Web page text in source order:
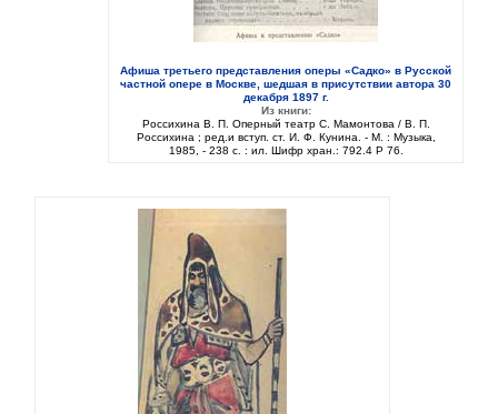
Афиша третьего представления оперы «Садко» в Русской
частной опере в Москве, шедшая в присутствии автора 30
декабря 1897 г.
Из книги:
Россихина В. П. Оперный театр С. Мамонтова / В. П.
Россихина ; ред.и вступ. ст. И. Ф. Кунина. - М. : Музыка,
1985, - 238 с. : ил. Шифр хран.: 792.4 Р 76.